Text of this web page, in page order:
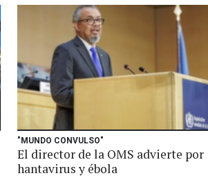
"MUNDO CONVULSO"
El director de la OMS advierte por
hantavirus y ébola